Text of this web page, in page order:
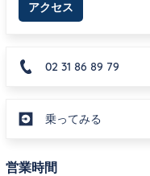
アクセス
02 31 86 89 79
乗ってみる
営業時間